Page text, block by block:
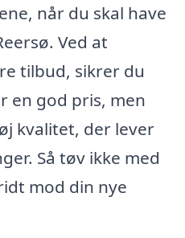
når du skal have
Ved at
tilbud, sikrer du
en god pris, men
kvalitet, der lever
Så tøv ikke med
mod din nye